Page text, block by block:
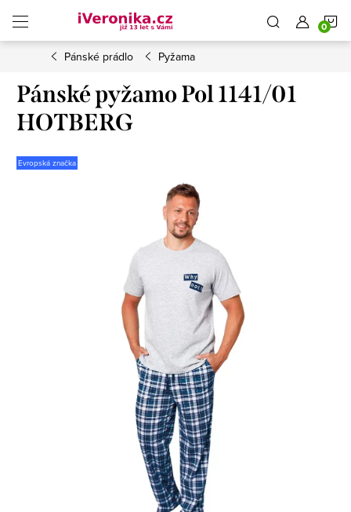
obsah
Pánské prádlo Pyžama
Pánské pyžamo Pol 1141/01
HOTBERG
Evropská značka